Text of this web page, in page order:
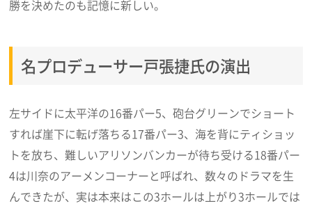
勝を決めたのも記憶に新しい。
名プロデューサー戸張捷氏の演出
左サイドに太平洋の16番パー5、砲台グリーンでショート
すれば崖下に転げ落ちる17番パー3、海を背にティショッ
トを放ち、難しいアリソンバンカーが待ち受ける18番パー
4は川奈のアーメンコーナーと呼ばれ、数々のドラマを生
んできたが、実は本来はこの3ホールは上がり3ホールでは